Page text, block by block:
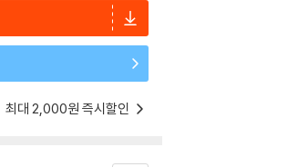
최대 2,000원 즉시할인